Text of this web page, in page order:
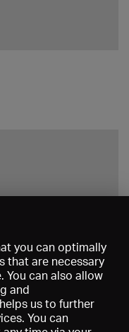
you can optimally
that are necessary
can also allow
and
us to further
You can